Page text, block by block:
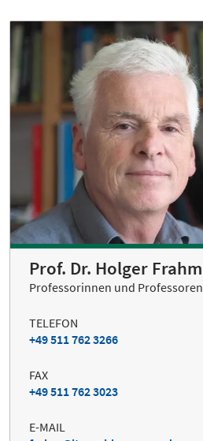
Prof. Dr. Holger Frahm
Professorinnen und Professoren
TELEFON
+49 511 762 3266
FAX
+49 511 762 3023
E-MAIL